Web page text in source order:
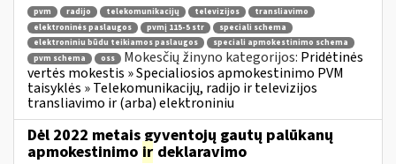
pvm radijo telekomunikacijų televizijos
transliavimo
elektroninės paslaugos
pvmį 115-5 str
speciali schema
elektroniniu būdu teikiamos paslaugos
speciali apmokestinimo schema
pvm schema
oss Mokesčių žinyno kategorijos: Pridėtinės
vertės mokestis » Specialiosios apmokestinimo PVM
taisyklės » Telekomunikacijų, radijo ir televizijos
transliavimo ir (arba) elektroniniu
Dėl 2022 metais gyventojų gautų palūkanų
apmokestinimo ir deklaravimo